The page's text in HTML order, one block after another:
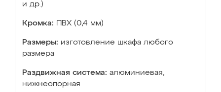
и др.)
Кромка: ПВХ (0,4 мм)
Размеры: изготовление шкафа любого
размера
Раздвижная система: алюминиевая,
нижнеопорная